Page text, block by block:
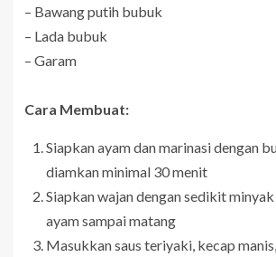
– Bawang putih bubuk
– Lada bubuk
– Garam
Cara Membuat:
Siapkan ayam dan marinasi dengan
diamkan minimal 30 menit
Siapkan wajan dengan sedikit
ayam sampai matang
Masukkan saus teriyaki, kecap